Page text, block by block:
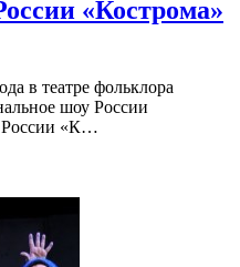
«Кострома»
в театре фольклора
шоу России
России «К…